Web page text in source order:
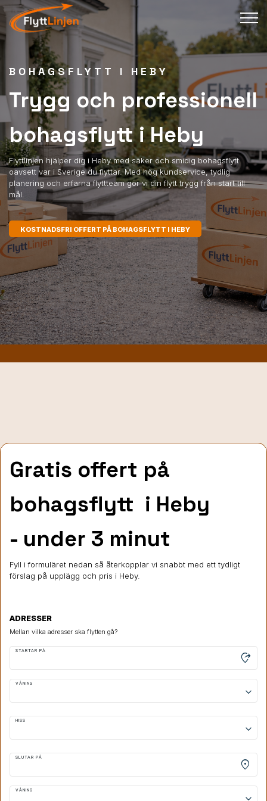
BOHAGSFLYTT I HEBY
Trygg och professionell
bohagsflytt i Heby
Flyttlinjen hjälper dig i Heby med säker och smidig bohagsflytt
oavsett var i Sverige du flyttar. Med hög kundservice, tydlig
planering och erfarna flyttteam gör vi din flytt trygg från start till
mål.
KOSTNADSFRI OFFERT PÅ BOHAGSFLYTT I HEBY
Gratis offert på
bohagsflytt i Heby
- under 3 minut
Fyll i formuläret nedan så återkopplar vi snabbt med ett tydligt
förslag på upplägg och pris i Heby.
ADRESSER
Mellan vilka adresser ska flytten gå?
STARTAR PÅ
moved_location
VÅNING
keyboard_arrow_down
HISS
keyboard_arrow_down
SLUTAR PÅ
location_on
VÅNING